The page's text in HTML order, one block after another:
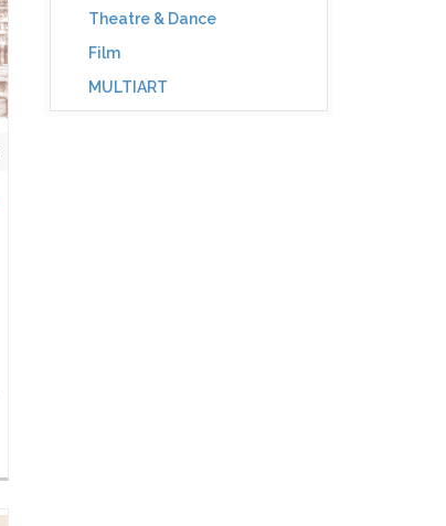
Theatre & Dance
Film
MULTIART